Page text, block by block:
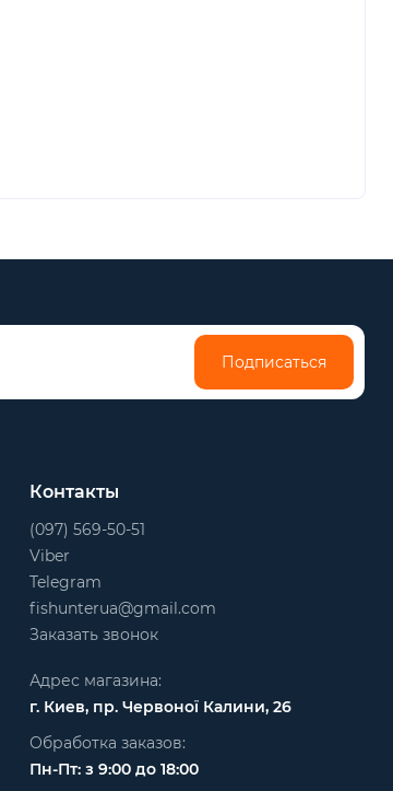
Подписаться
Контакты
(097) 569-50-51
Viber
Telegram
fishunterua@gmail.com
Заказать звонок
Адрес магазина:
г. Киев, пр. Червоної Калини, 26
Обработка заказов:
Пн-Пт: з 9:00 до 18:00